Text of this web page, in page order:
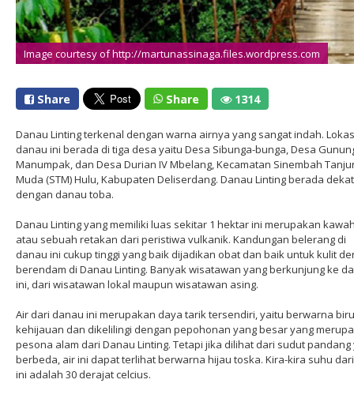
Image courtesy of http://martunassinaga.files.wordpress.com
Share Share 1314
Danau Linting terkenal dengan warna airnya yang sangat indah.
danau ini berada di tiga desa yaitu Desa Sibunga-bunga, Desa
Manumpak, dan Desa Durian IV Mbelang, Kecamatan Sinembah
Muda (STM) Hulu, Kabupaten Deliserdang. Danau Linting berada dekat
dengan danau toba.
Danau Linting yang memiliki luas sekitar 1 hektar ini merupakan
atau sebuah retakan dari peristiwa vulkanik. Kandungan belerang di
danau ini cukup tinggi yang baik dijadikan obat dan baik untuk kulit
berendam di Danau Linting. Banyak wisatawan yang berkunjung ke
ini, dari wisatawan lokal maupun wisatawan asing.
Air dari danau ini merupakan daya tarik tersendiri, yaitu berwarna biru
kehijauan dan dikelilingi dengan pepohonan yang besar yang
pesona alam dari Danau Linting. Tetapi jika dilihat dari sudut pandang
berbeda, air ini dapat terlihat berwarna hijau toska. Kira-kira suhu
ini adalah 30 derajat celcius.